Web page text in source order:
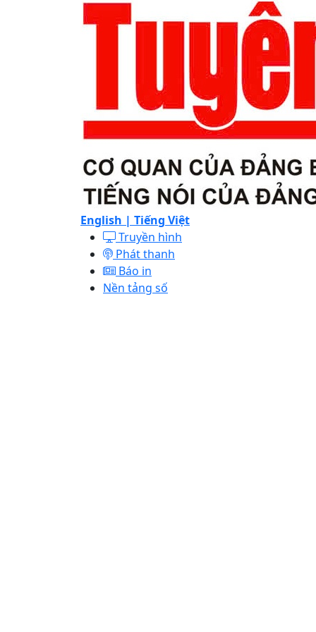
English | Tiếng Việt
Truyền hình
Phát thanh
Báo in
Nền tảng số